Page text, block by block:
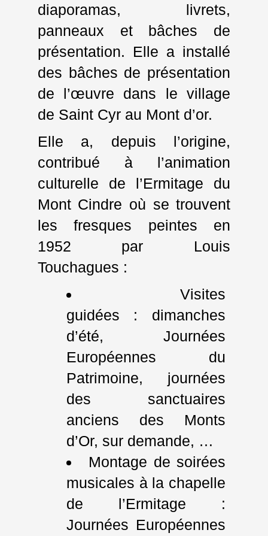
diaporamas, livrets,
panneaux et bâches de
présentation. Elle a installé
des bâches de présentation
de l’œuvre dans le village
de Saint Cyr au Mont d’or.
Elle a, depuis l’origine,
contribué à l’animation
culturelle de l’Ermitage du
Mont Cindre où se trouvent
les fresques peintes en
1952 par Louis
Touchagues :
Visites
guidées : dimanches
d’été, Journées
Européennes du
Patrimoine, journées
des sanctuaires
anciens des Monts
d’Or, sur demande, …
Montage de soirées
musicales à la chapelle
de l’Ermitage :
Journées Européennes